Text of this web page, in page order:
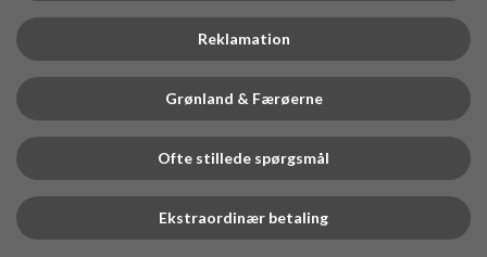
Reklamation
Grønland & Færøerne
Ofte stillede spørgsmål
Ekstraordinær betaling